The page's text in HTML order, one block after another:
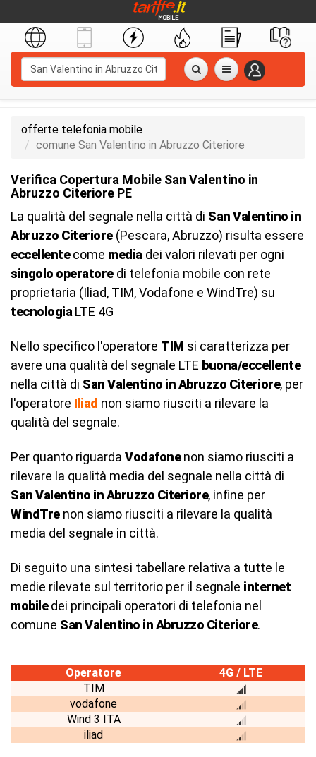
offerte telefonia mobile
comune San Valentino in Abruzzo Citeriore
Verifica Copertura Mobile San Valentino in
Abruzzo Citeriore PE
La qualità del segnale nella città di San Valentino in
Abruzzo Citeriore(Pescara, Abruzzo) risulta essere
eccellentecome media dei valori rilevati per ogni
singolo operatoredi telefonia mobile con rete
proprietaria (Iliad, TIM, Vodafone e WindTre) su
tecnologia LTE 4G
Nello specifico l'operatore TIM si caratterizza per
avere una qualità del segnale LTE buona/eccellente
nella città di San Valentino in Abruzzo Citeriore, per
l'operatore Iliad non siamo riusciti a rilevare la
qualità del segnale.
Per quanto riguarda Vodafonenon siamo riusciti a
rilevare la qualità media del segnale nella città di
San Valentino in Abruzzo Citeriore, infine per
WindTrenon siamo riusciti a rilevare la qualità
media del segnale in città.
Di seguito una sintesi tabellare relativa a tutte le
medie rilevate sul territorio per il segnale internet
mobiledei principali operatori di telefonia nel
comune San Valentino in Abruzzo Citeriore.
Operatore
4G / LTE
TIM
vodafone
Wind 3 ITA
iliad